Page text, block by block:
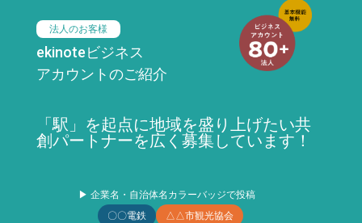
法人のお客様
ekinoteビジネス
アカウントのご紹介
「駅」を起点に地域を盛り上げたい共
創パートナーを広く募集しています！
▶ 企業名・自治体名カラーバッジで投稿
〇〇電鉄
△△市観光協会